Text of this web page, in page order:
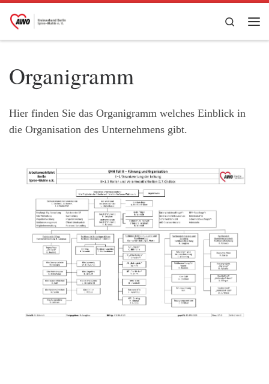
Zum Inhalt springen
Search
Organigramm
Hier finden Sie das Organigramm welches Einblick in
die Organisation des Unternehmens gibt.